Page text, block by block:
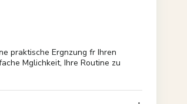
praktische Ergnzung fr Ihren
Mglichkeit, Ihre Routine zu